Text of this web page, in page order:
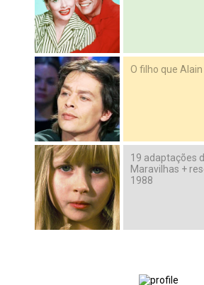
O filho que
19 adaptações
Maravilhas +
1988